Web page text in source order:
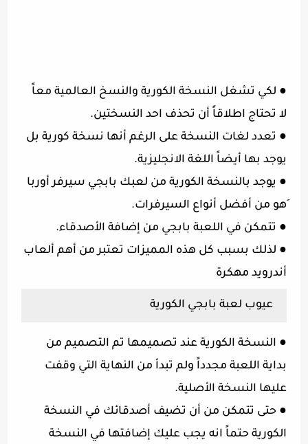
● لكي تشغل النسخة الكورية والنسخ العالمية معاً
لا تحتاج اطلاقاً أن تحذف احد النسختين.
● تعدد لغات النسخة على الرغم أنها نسخة كورية بل
يوجد بها أيضاً اللغة الانجليزية.
● يوجد بالنسخة الكورية من لعبك بابجي سيرفر أوربا
َهو من أفضل أنواع السيرفرات.
● تتمكن في اللعبة بابجي من إضافة الأصدقاء.
● لذلك بسبب كل هذه المميزات تعتبر من أهم ألعاب
أندرويد مهكرة
عيوب لعبة بابجي الكورية
● النسخة الكورية عند تصميمها تم التصميم من
بداية اللعبة مجدداً ولم تبدأ من النهاية التي وقفت
عليها النسخة الأصلية.
● حتى تتمكن من أن تضيف أصدقائك في النسخة
الكورية حتماً انه يجب عليك إضافتها في النسخة